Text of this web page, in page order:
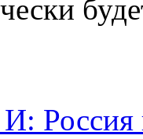
Россия